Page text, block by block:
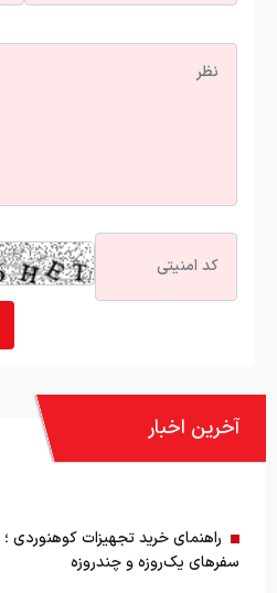
آخرین اخبار
راهنمای خرید تجهیزات
سفرهای یک‌روزه و چندروزه